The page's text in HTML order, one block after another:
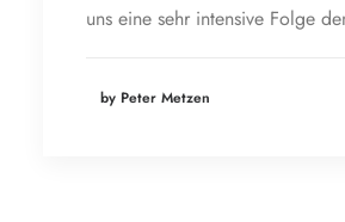
uns eine sehr intensive Folge
by Peter Metzen